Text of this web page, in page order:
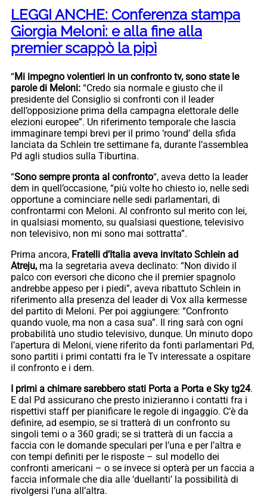
LEGGI ANCHE: Conferenza stampa
Giorgia Meloni: e alla fine alla
premier scappò la pipì
“Mi impegno volentieri in un confronto tv, sono state le
parole di Meloni: “Credo sia normale e giusto che il
presidente del Consiglio si confronti con il leader
dell’opposizione prima della campagna elettorale delle
elezioni europee”. Un riferimento temporale che lascia
immaginare tempi brevi per il primo ‘round’ della sfida
lanciata da Schlein tre settimane fa, durante l’assemblea
Pd agli studios sulla Tiburtina.
“Sono sempre pronta al confronto“, aveva detto la leader
dem in quell’occasione, “più volte ho chiesto io, nelle sedi
opportune a cominciare nelle sedi parlamentari, di
confrontarmi con Meloni. Al confronto sul merito con lei,
in qualsiasi momento, su qualsiasi questione, televisivo
non televisivo, non mi sono mai sottratta”.
Prima ancora, Fratelli d’Italia aveva invitato Schlein ad
Atreju, ma la segretaria aveva declinato: “Non divido il
palco con eversori che dicono che il premier spagnolo
andrebbe appeso per i piedi”, aveva ribattuto Schlein in
riferimento alla presenza del leader di Vox alla kermesse
del partito di Meloni. Per poi aggiungere: “Confronto
quando vuole, ma non a casa sua”. Il ring sarà con ogni
probabilità uno studio televisivo, dunque. Un minuto dopo
l’apertura di Meloni, viene riferito da fonti parlamentari Pd,
sono partiti i primi contatti fra le Tv interessate a ospitare
il confronto e i dem.
I primi a chimare sarebbero stati Porta a Porta e Sky tg24.
E dal Pd assicurano che presto inizieranno i contatti fra i
rispettivi staff per pianificare le regole di ingaggio. C’è da
definire, ad esempio, se si tratterà di un confronto su
singoli temi o a 360 gradi; se si tratterà di un faccia a
faccia con le domande speculari per l’una e per l’altra e
con tempi definiti per le risposte – sul modello dei
confronti americani – o se invece si opterà per un faccia a
faccia informale che dia alle ‘duellanti’ la possibilità di
rivolgersi l’una all’altra.